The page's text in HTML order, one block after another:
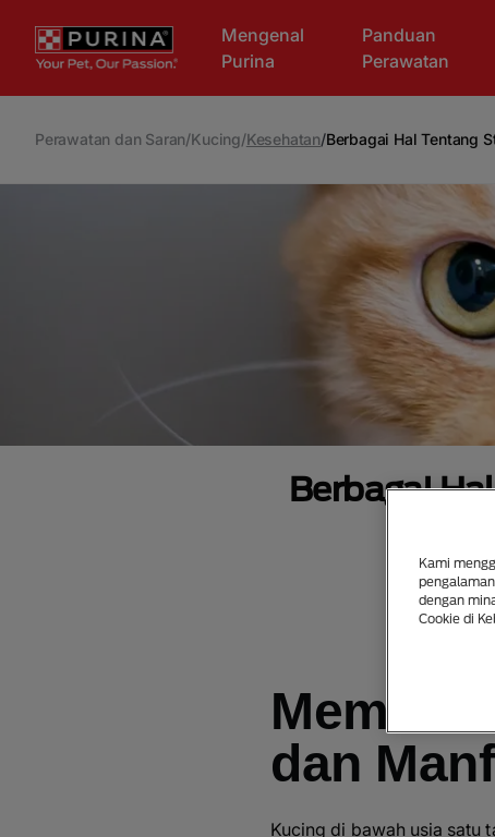
Mengenal
Purina
Panduan
Perawatan
Perawatan dan Saran/Kucing/Kesehatan/Berbagai Hal Tentang
Berbagai
dan
Kucing di bawah usia satu
Kami
dengan
Cookie di